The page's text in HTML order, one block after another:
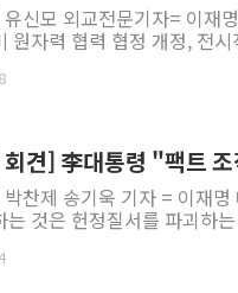
신모 외교전문기자= 이재
원자력 협력 협정 개정, 전
견] 李대통령 "팩트
찬제 송기욱 기자 = 이재
것은 헌정질서를 파괴하